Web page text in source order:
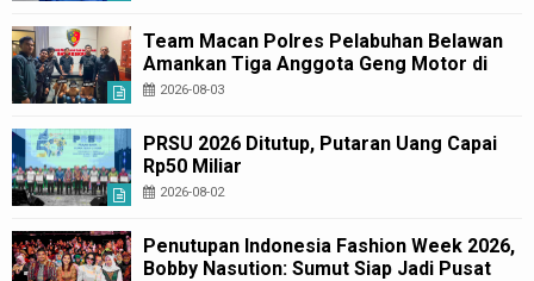
Team Macan Polres Pelabuhan Belawan
Amankan Tiga Anggota Geng Motor di
Marelan Pasar 9
2026-08-03
PRSU 2026 Ditutup, Putaran Uang Capai
Rp50 Miliar
2026-08-02
Penutupan Indonesia Fashion Week 2026,
Bobby Nasution: Sumut Siap Jadi Pusat